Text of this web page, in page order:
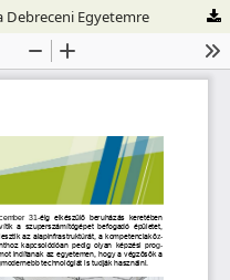
Egyetemre